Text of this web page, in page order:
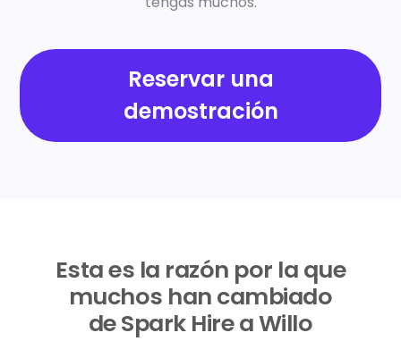
Reservar una
demostración
Esta es la razón por la que
muchos han cambiado
de Spark Hire a Willo